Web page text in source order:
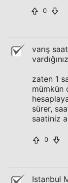
0
varış
zaten 1
mümkün
sürer,
saatiniz
0
Istanbul